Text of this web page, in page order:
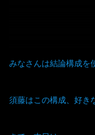
みなさんは結論構成を
須藤はこの構成、好き